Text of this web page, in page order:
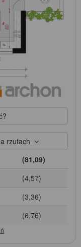
rzutach
(81,09)
(4,57)
(3,36)
(6,76)